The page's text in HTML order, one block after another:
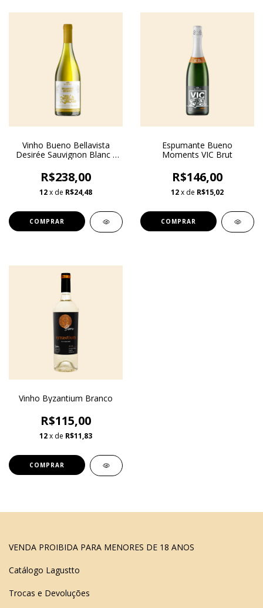
Vinho Bueno Bellavista
Desirée Sauvignon Blanc -
R$238,00
12x de R$24,48
Espumante Bueno
Moments VIC Brut
R$146,00
12x de R$15,02
Vinho Byzantium Branco
R$115,00
12x de R$11,83
VENDA PROIBIDA PARA MENORES DE 18 ANOS
Catálogo Lagustto
Trocas e Devoluções